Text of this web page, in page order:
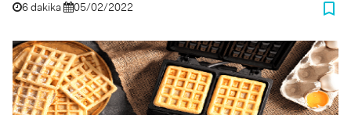
6 dakika 05/02/2022 bookmark_border